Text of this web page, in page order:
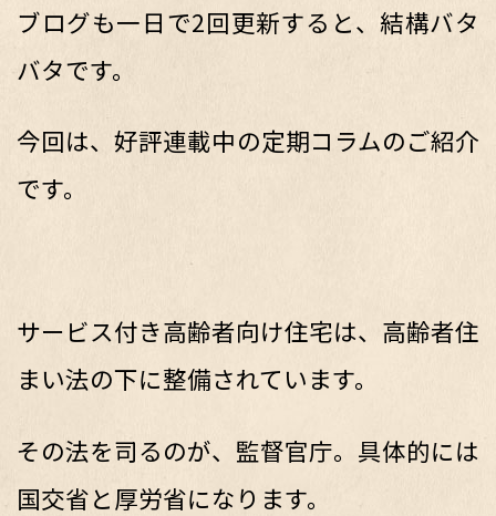
ブログも一日で2回更新すると、結構バタ
バタです。
今回は、好評連載中の定期コラムのご紹介
です。
サービス付き高齢者向け住宅は、高齢者住
まい法の下に整備されています。
その法を司るのが、監督官庁。具体的には
国交省と厚労省になります。